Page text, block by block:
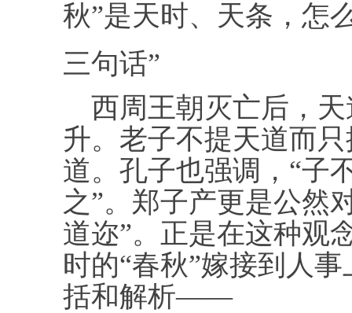
秋”是天时、天条，怎
三句话”
西周王朝灭亡后，天
升。老子不提天道而
道。孔子也强调，“子
之”。郑子产更是公然
道迩”。正是在这种观
时的“春秋”嫁接到人
括和解析——